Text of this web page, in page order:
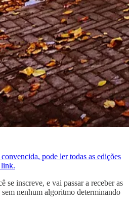
pode ler todas as edições
link.
se inscreve, e vai passar a receber as
nenhum algoritmo determinando